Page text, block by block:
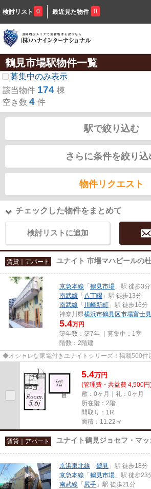
検討リスト 0 最近見た物件 0
鶴見市場駅物件一覧
募集中のみ表示
該当物件 174 棟
空き数 4 件
駅で絞り込む
さらに条件を絞り込
物件リクエスト
チェックした物件をまとめて
検討リストに追加
賃貸｜アパート ユナイト 市場マハビールの杜
京急本線 「 鶴見市場 」駅 徒歩3分
南武線 「 八丁畷 」駅 徒歩13分
南武線 「 川崎新町 」駅 徒歩16分
神奈川県横浜市鶴見区市場富士
5.4万円
築年数：築7年 ｜募集中： 1室
階数：2階建
◆オシャレな家電付きユナイトシリーズ！掲載500
5.4万円
(管理費・共益費 4,500円
敷：0ヶ月｜礼：0ヶ月
所在階：2階
間取り：1R
面積：11.22㎡
賃貸｜アパート ユナイト鶴見ジョセフ・マ
京浜東北線 「 鶴見 」駅 徒歩18分
京急本線 「 鶴見市場 」駅 徒歩23
南武線 「 尻手 」駅 徒歩21分